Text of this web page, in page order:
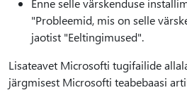
Enne selle värskenduse
"Probleemid, mis on selle
jaotist "Eeltingimused".
Lisateavet Microsofti tugifailide
järgmisest Microsofti teabebaasi